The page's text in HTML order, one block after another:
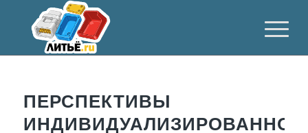
ПЕРСПЕКТИВЫ